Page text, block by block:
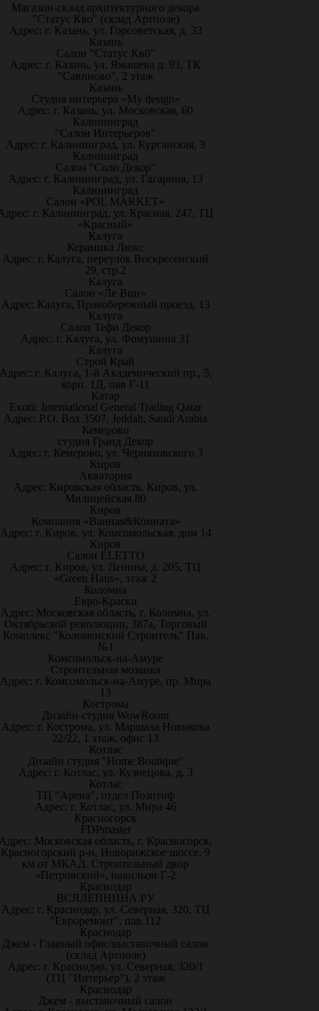
Магазин-склад архитектурного декора
"Статус Кво" (склад Артполе)
Адрес: г. Казань, ул. Горсоветская, д. 33
Казань
Салон "Статус Кв0"
Адрес: г. Казань, ул. Ямашева д. 93, ТК
"Савиново", 2 этаж
Казань
Студия интерьера «My design»
Адрес: г. Казань, ул. Московская, 60
Калининград
"Салон Интерьеров"
Адрес: г. Калининград, ул. Курганская, 3
Калининград
Салон "Соло Декор"
Адрес: г. Калининград, ул. Гагарина, 13
Калининград
Салон «POL MARKET»
г. Калининград, ул. Красная, 247, ТЦ
«Красный»
Калуга
Керамика Люкс
Адрес: г. Калуга, переулок Воскресенский
29, стр.2
Калуга
Салон «Ле Вин»
Адрес: Калуга, Правобережный проезд, 13
Калуга
Салон Тефи Декор
Адрес: г. Калуга, ул. Фомушина 31
Калуга
Строй Край
г. Калуга, 1-й Академический пр., 5,
корп. 1Д, пав Г-11
Катар
Exotic International General Trading Qatar
Адрес: P.O. Box 3507, Jeddah, Saudi Arabia
Кемерово
студия Гранд Декор
Адрес: г. Кемерово, ул. Черняховского 3
Киров
Акватория
Адрес: Кировская область, Киров, ул.
Милицейская 80
Киров
Компания «Ванная&Комната»
Адрес: г. Киров, ул. Комсомольская, дом 14
Киров
Салон ELETTO
Адрес: г. Киров, ул. Ленина, д. 205, ТЦ
«Green Haus», этаж 2
Коломна
Евро-Краски
Адрес: Московская область, г. Коломна, ул.
Октябрьской революции, 387а, Торговый
Комплекс "Коломенский Строитель" Пав.
№1
Комсомольск-на-Амуре
Строительная мозаика
Адрес: г. Комсомольск-на-Амуре, пр. Мира
13
Кострома
Дизайн-студия WowRoom
Адрес: г. Кострома, ул. Маршала Новикова
22/22, 1 этаж, офис 13
Котлас
Дизайн студия "Home Boutique"
Адрес: г. Котлас, ул. Кузнецова, д. 3
Котлас
ТЦ "Арена", отдел Позитиф
Адрес: г. Котлас, ул. Мира 46
Красногорск
FDPmaster
Московская область, г. Красногорск,
Красногорский р-н, Новорижское шоссе, 9
км от МКАД. Строительный двор
«Петровский», павильон Г-2
Краснодар
ВСЯЛЕПНИНА.РУ
Адрес: г. Краснодар, ул. Северная, 320, ТЦ
"Евроремонт", пав.112
Краснодар
Джем - Главный офис/выставочный салон
(склад Артполе)
Адрес: г. Краснодар, ул. Северная, 320/1
(ТЦ "Интерьер"), 2 этаж
Краснодар
Джем - выставочный салон